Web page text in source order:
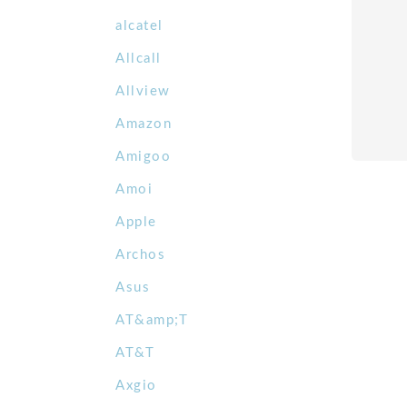
alcatel
Allcall
Allview
Amazon
Amigoo
Amoi
Apple
Archos
Asus
AT&amp;T
AT&T
Axgio